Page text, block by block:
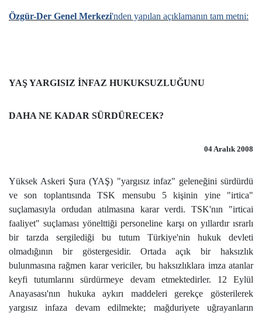
Özgür-Der Genel Merkezi'nden yapılan açıklamanın tam metni:
YAŞ YARGISIZ İNFAZ HUKUKSUZLUĞUNU
DAHA NE KADAR SÜRDÜRECEK?
04 Aralık 2008
Yüksek Askeri Şura (YAŞ) "yargısız infaz" geleneğini sürdürdü
ve son toplantısında TSK mensubu 5 kişinin yine "irtica"
suçlamasıyla ordudan atılmasına karar verdi. TSK'nın "irticai
faaliyet" suçlaması yönelttiği personeline karşı on yıllardır ısrarlı
bir tarzda sergilediği bu tutum Türkiye'nin hukuk devleti
olmadığının bir göstergesidir. Ortada açık bir haksızlık
bulunmasına rağmen karar vericiler, bu haksızlıklara imza atanlar
keyfi tutumlarını sürdürmeye devam etmektedirler. 12 Eylül
Anayasası'nın hukuka aykırı maddeleri gerekçe gösterilerek
yargısız infaza devam edilmekte; mağduriyete uğrayanların